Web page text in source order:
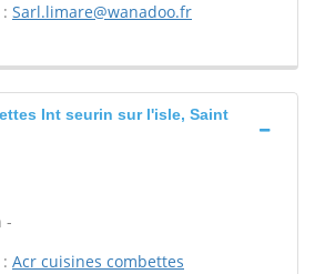
Sarl.limare@wanadoo.fr
Int seurin sur l'isle, Saint
-
Acr cuisines combettes